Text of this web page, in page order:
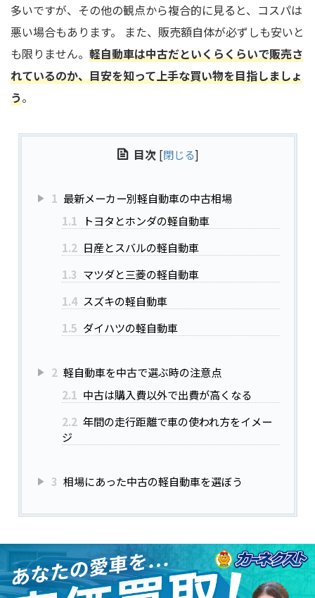
多いですが、その他の観点から複合的に見ると、コスパは
悪い場合もあります。 また、販売額自体が必ずしも安いと
も限りません。 軽自動車は中古だといくらくらいで販売さ
れているのか、目安を知って上手な買い物を目指しましょ
う。
目次 [閉じる]
1 最新メーカー別軽自動車の中古相場
1.1
トヨタとホンダの軽自動車
1.2 日産とスバルの軽自動車
1.3 マツダと三菱の軽自動車
1.4 スズキの軽自動車
1.5 ダイハツの軽自動車
2 軽自動車を中古で選ぶ時の注意点
2.1 中古は購入費以外で出費が高くなる
2.2 年間の走行距離で車の使われ方をイメー
ジ
3 相場にあった中古の軽自動車を選ぼう